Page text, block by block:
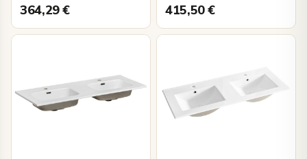
364,29€ 415,50€